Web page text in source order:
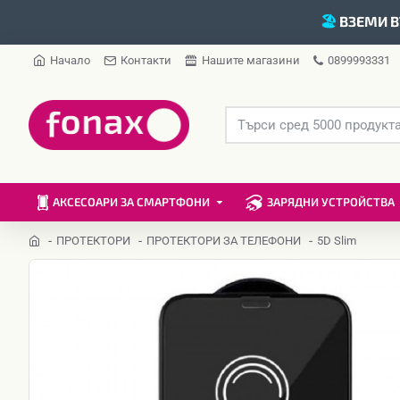
🏖️ ВЗЕМИ
Начало Контакти Нашите магазини 0899993331
АКСЕСОАРИ ЗА СМАРТФОНИ ЗАРЯДНИ УСТРОЙСТВА
ПРОТЕКТОРИ ПРОТЕКТОРИ ЗА ТЕЛЕФОНИ 5D Slim